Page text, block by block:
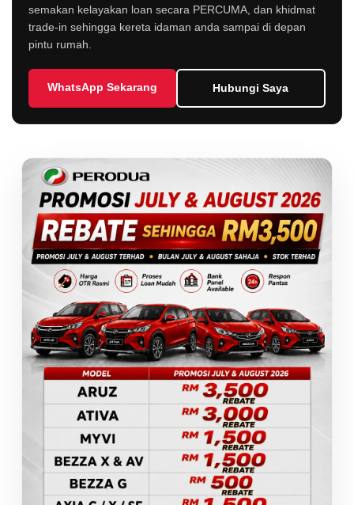
semakan kelayakan loan secara PERCUMA, dan khidmat
trade-in sehingga kereta idaman anda sampai di depan
pintu rumah.
WhatsApp Sekarang Hubungi Saya